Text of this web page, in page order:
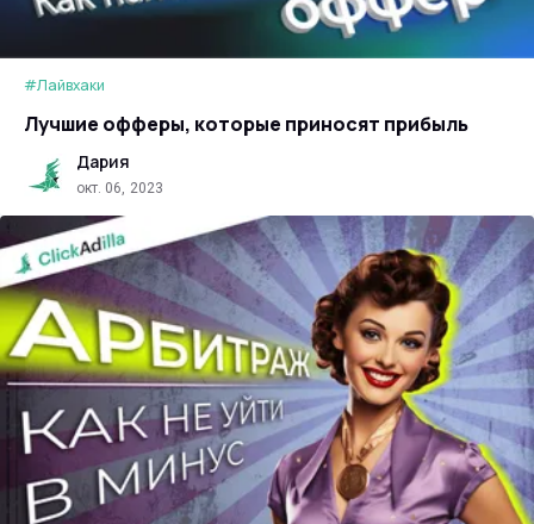
#Лайвхаки
Лучшие офферы, которые приносят прибыль
Дария
окт. 06, 2023